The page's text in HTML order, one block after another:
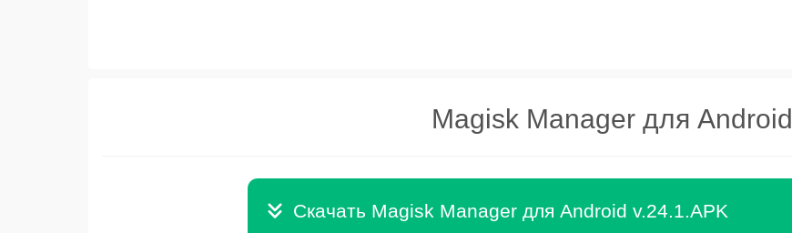
Magisk Manager для Android
Скачать Magisk Manager для Android v.24.1.APK